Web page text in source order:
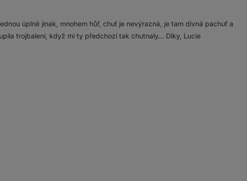
úplně jinak, mnohem hůř, chuť je nevýrazná, je tam divná pachuť a
trojbalení, když mi ty předchozí tak chutnaly... Díky, Lucie